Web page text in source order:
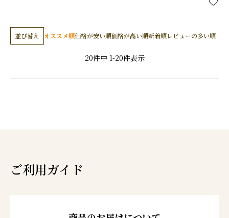
並び替え オススメ順価格が安い順価格が高い順新着順レビューの多い順
20件中 1-20件表示
ご利用ガイド